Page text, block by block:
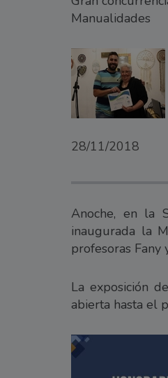
Manualidades
28/11/2018
Anoche, en la
inaugurada la
profesoras Fany
La exposición
abierta hasta el